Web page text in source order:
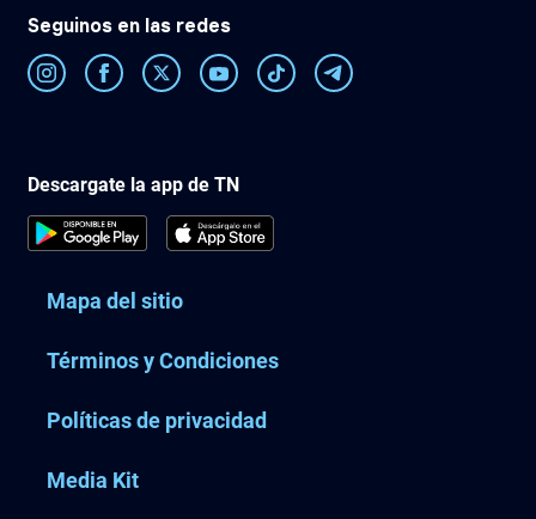
Descargate la app de TN
Seguinos en las redes
Mapa del sitio
Términos y Condiciones
Políticas de privacidad
Media Kit